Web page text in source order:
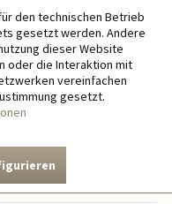
den technischen Betrieb
gesetzt werden. Andere
dieser Website
oder die Interaktion mit
vereinfachen
gesetzt.